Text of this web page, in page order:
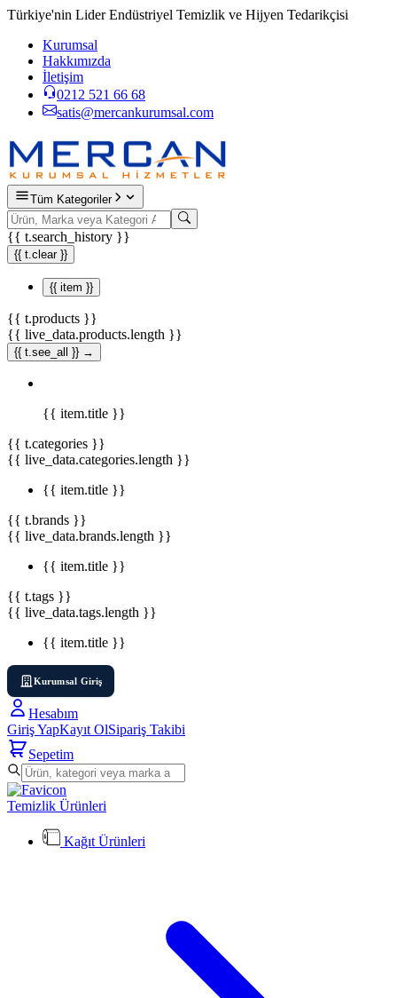
Türkiye'nin Lider Endüstriyel Temizlik ve Hijyen Tedarikçisi
Kurumsal
Hakkımızda
İletişim
0212 521 66 68
satis@mercankurumsal.com
Tüm Kategoriler
{{ t.search_history }}
{{ t.clear }}
{{ item }}
{{ t.products }}
{{ live_data.products.length }}
{{ t.see_all }} →
{{ item.title }}
{{ t.categories }}
{{ live_data.categories.length }}
{{ item.title }}
{{ t.brands }}
{{ live_data.brands.length }}
{{ item.title }}
{{ t.tags }}
{{ live_data.tags.length }}
{{ item.title }}
Kurumsal Giriş
Hesabım
Giriş YapKayıt OlSipariş Takibi
Sepetim
Temizlik Ürünleri
Kağıt Ürünleri